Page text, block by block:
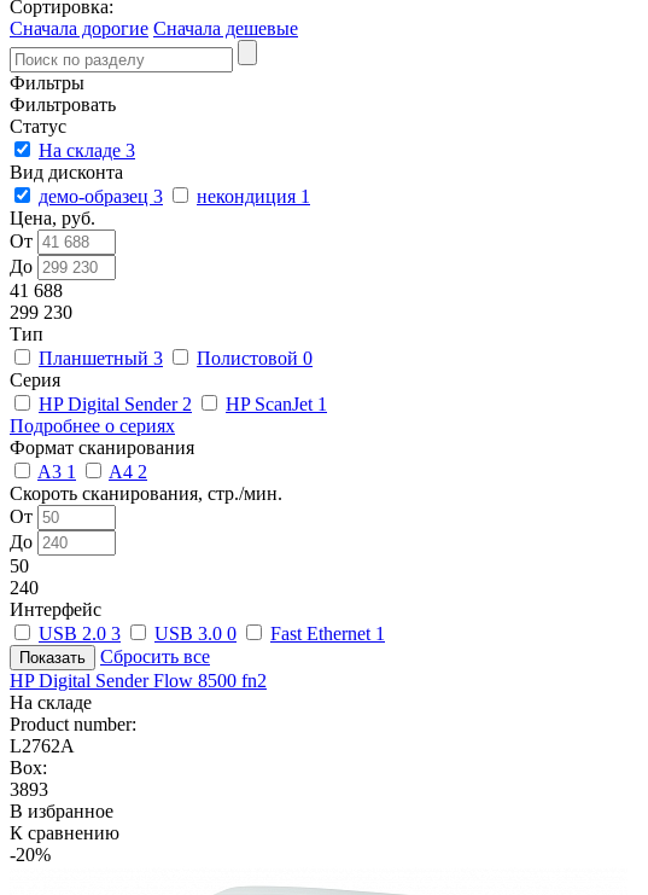
Сортировка:
Сначала дорогие Сначала дешевые
Фильтры
Фильтровать
Статус
На складе 3
Вид дисконта
демо-образец 3 некондиция 1
Цена, руб.
От
До
41 688
299 230
Тип
Планшетный 3 Полистовой 0
Серия
HP Digital Sender 2 HP ScanJet 1
Подробнее о сериях
Формат сканирования
A3 1 A4 2
Скороть сканирования, стр./мин.
От
До
50
240
Интерфейс
USB 2.0 3 USB 3.0 0 Fast Ethernet 1
Сбросить все
HP Digital Sender Flow 8500 fn2
На складе
Product number:
L2762A
Box:
3893
В избранное
К сравнению
-20%